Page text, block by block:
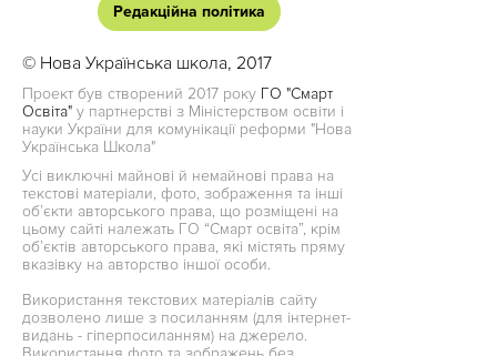
Редакційна політика
© Нова Українська школа, 2017
Проект був створений 2017 року ГО "Смарт
Освіта" у партнерстві з Міністерством освіти і
науки України для комунікації реформи "Нова
Українська Школа"
Усі виключні майнові й немайнові права на
текстові матеріали, фото, зображення та інші
об’єкти авторського права, що розміщені на
цьому сайті належать ГО “Смарт освіта”, крім
об’єктів авторського права, які містять пряму
вказівку на авторство іншої особи.
Використання текстових матеріалів сайту
дозволено лише з посиланням (для інтернет-
видань - гіперпосиланням) на джерело.